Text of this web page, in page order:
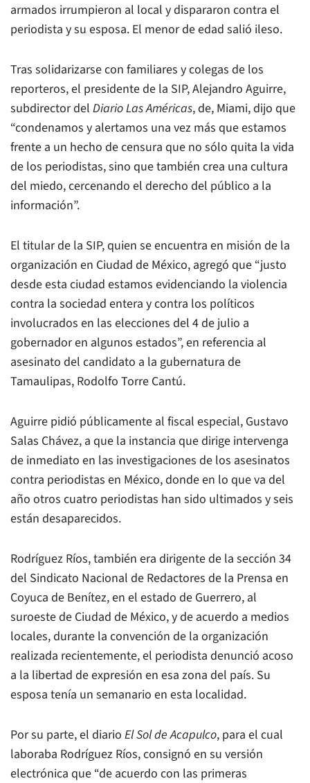
armados irrumpieron al local y dispararon contra el
periodista y su esposa. El menor de edad salió ileso.
Tras solidarizarse con familiares y colegas de los
reporteros, el presidente de la SIP, Alejandro Aguirre,
subdirector del Diario Las Américas, de, Miami, dijo que
“condenamos y alertamos una vez más que estamos
frente a un hecho de censura que no sólo quita la vida
de los periodistas, sino que también crea una cultura
del miedo, cercenando el derecho del público a la
información”.
El titular de la SIP, quien se encuentra en misión de la
organización en Ciudad de México, agregó que “justo
desde esta ciudad estamos evidenciando la violencia
contra la sociedad entera y contra los políticos
involucrados en las elecciones del 4 de julio a
gobernador en algunos estados”, en referencia al
asesinato del candidato a la gubernatura de
Tamaulipas, Rodolfo Torre Cantú.
Aguirre pidió públicamente al fiscal especial, Gustavo
Salas Chávez, a que la instancia que dirige intervenga
de inmediato en las investigaciones de los asesinatos
contra periodistas en México, donde en lo que va del
año otros cuatro periodistas han sido ultimados y seis
están desaparecidos.
Rodríguez Ríos, también era dirigente de la sección 34
del Sindicato Nacional de Redactores de la Prensa en
Coyuca de Benítez, en el estado de Guerrero, al
suroeste de Ciudad de México, y de acuerdo a medios
locales, durante la convención de la organización
realizada recientemente, el periodista denunció acoso
a la libertad de expresión en esa zona del país. Su
esposa tenía un semanario en esta localidad.
Por su parte, el diario El Sol de Acapulco, para el cual
laboraba Rodríguez Ríos, consignó en su versión
electrónica que “de acuerdo con las primeras